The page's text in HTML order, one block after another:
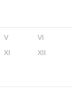
V
VI
XI XII